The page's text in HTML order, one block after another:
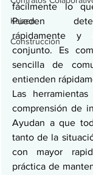
Kaizen
Construcción
fácilmente lo
Pueden
rápidamente y
conjunto. Es
sencilla de
entienden
Las
comprensión de
Ayudan a que
tanto de la
con mayor
práctica de